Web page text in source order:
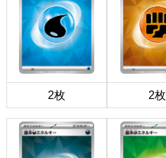
2枚 2枚